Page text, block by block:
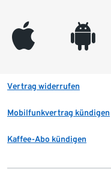
appleinc android
Vertrag widerrufen
Mobilfunkvertrag kündigen
Kaffee-Abo kündigen